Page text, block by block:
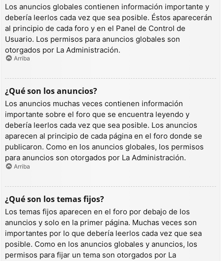
Los anuncios globales contienen información importante y
debería leerlos cada vez que sea posible. Éstos aparecerán
al principio de cada foro y en el Panel de Control de
Usuario. Los permisos para anuncios globales son
otorgados por La Administración.
Arriba
¿Qué son los anuncios?
Los anuncios muchas veces contienen información
importante sobre el foro que se encuentra leyendo y
debería leerlos cada vez que sea posible. Los anuncios
aparecen al principio de cada página en el foro donde se
publicaron. Como en los anuncios globales, los permisos
para anuncios son otorgados por La Administración.
Arriba
¿Qué son los temas fijos?
Los temas fijos aparecen en el foro por debajo de los
anuncios y solo en la primer página. Muchas veces son
importantes por lo que debería leerlos cada vez que sea
posible. Como en los anuncios globales y anuncios, los
permisos para fijar un tema son otorgados por La